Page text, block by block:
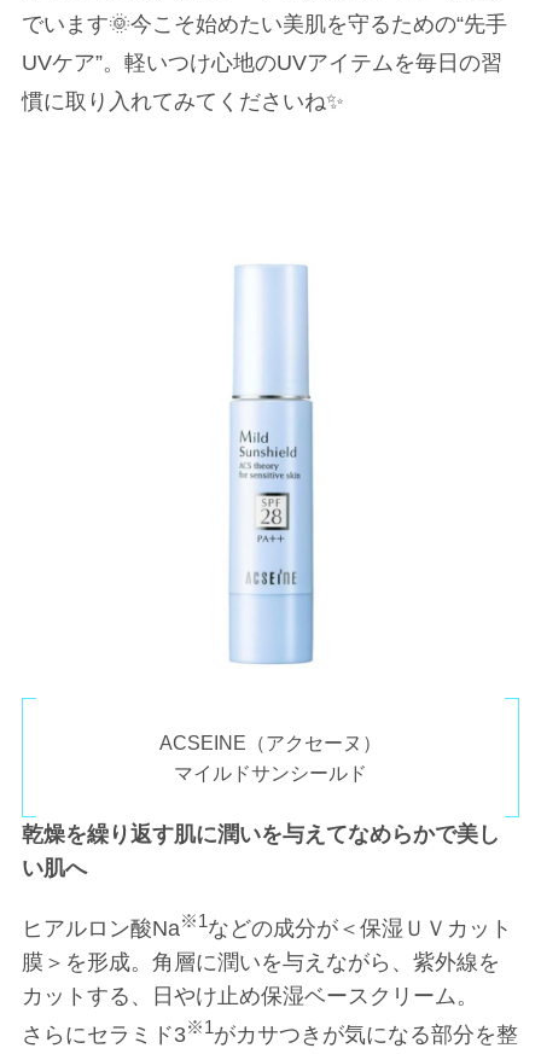
でいます🌞今こそ始めたい美肌を守るための“先手
UVケア”。軽いつけ心地のUVアイテムを毎日の習
慣に取り入れてみてくださいね✨
ACSEINE（アクセーヌ）
マイルドサンシールド
乾燥を繰り返す肌に潤いを与えてなめらかで美し
い肌へ
ヒアルロン酸Na※1などの成分が＜保湿ＵＶカット
膜＞を形成。角層に潤いを与えながら、紫外線を
カットする、日やけ止め保湿ベースクリーム。
さらにセラミド3※1がカサつきが気になる部分を整